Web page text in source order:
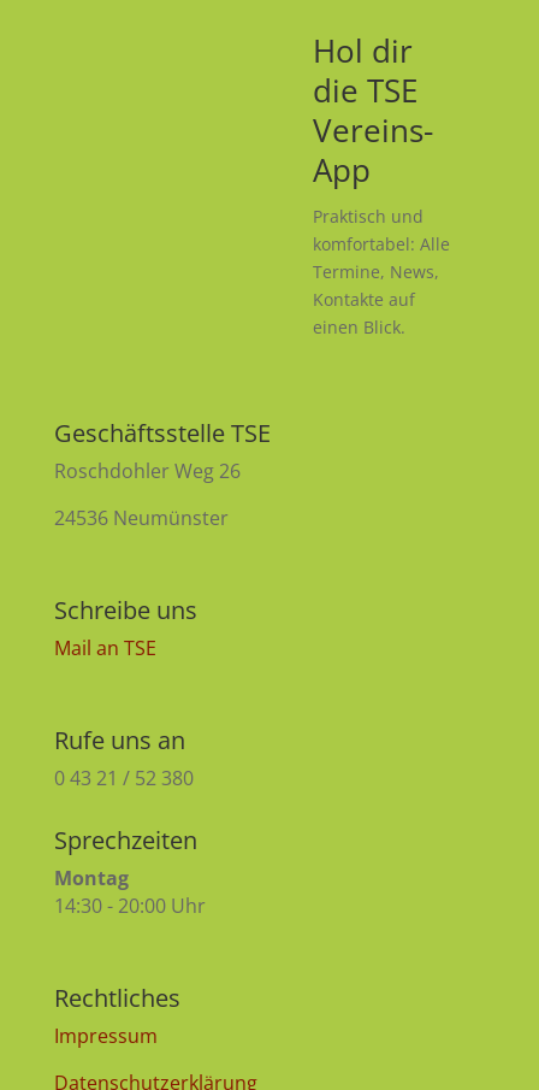
Hol dir
die TSE
Vereins-
App
Praktisch und
komfortabel: Alle
Termine, News,
Kontakte auf
einen Blick.
Geschäftsstelle TSE
Roschdohler Weg 26
24536 Neumünster
Schreibe uns
Mail an TSE
Rufe uns an
0 43 21 / 52 380
Sprechzeiten
Montag
14:30 - 20:00 Uhr
Rechtliches
Impressum
Datenschutzerklärung